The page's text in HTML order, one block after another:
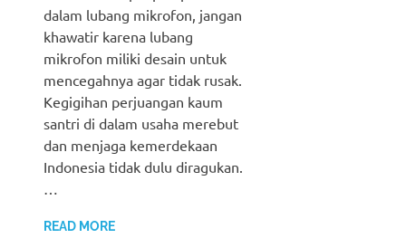
dalam lubang mikrofon, jangan
khawatir karena lubang
mikrofon miliki desain untuk
mencegahnya agar tidak rusak.
Kegigihan perjuangan kaum
santri di dalam usaha merebut
dan menjaga kemerdekaan
Indonesia tidak dulu diragukan.
READ MORE